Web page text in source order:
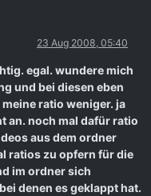
23 Aug 2008, 05:40
egal. wundere mich
und bei diesen eben
ratio weniger. ja
an. noch mal dafür ratio
aus dem ordner
ratios zu opfern für die
im ordner sich
denen es geklappt hat.